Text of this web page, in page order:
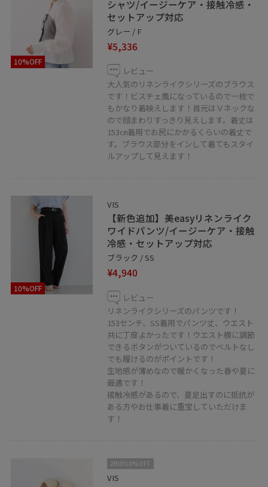
10%OFF
シャツ/イージーケア・接触冷感・
セットアップ対応
グレー / F
¥5,336
レビュー
大人気のリネンライクシリーズのブラウス
です！ビスチェ風になっているので一枚で
もかなり着映えします！首元はＶネックな
ので顔まわりすっきり見えします。着丈は
153㎝着用でお尻にかかるくらいの着丈で
す。ブラウス部分をインして着てもスタイ
ルアップして見えます！
10%OFF
VIS
【新色追加】美easyリネンライク
ワイドパンツ/イージーケア・接触
冷感・セットアップ対応
ブラック / SS
¥4,940
レビュー
リネンライクシリーズのパンツです！
153センチ、SS着用でパンツ丈、ウエスト
共に丁度よかったです！ウエスト横に調節
できるボタンがついているのでベルトなし
でも履けるのがポイントです！
生地感が薄めなので暖かくなった春や夏に
最適です！
接触冷感があるので、夏足出すのに抵抗が
ある方やお仕事着に重宝していただけま
す！
2BUY10%OFF
VIS